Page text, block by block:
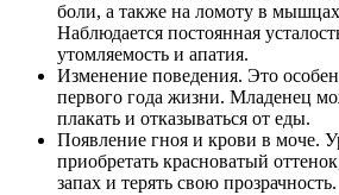
боли, а также на ломоту в мышцах
Наблюдается постоянная
утомляемость и апатия.
Изменение поведения. Это
первого года жизни. Младенец
плакать и отказываться от еды.
Появление гноя и крови в моче.
приобретать красноватый
запах и терять свою прозрачность.